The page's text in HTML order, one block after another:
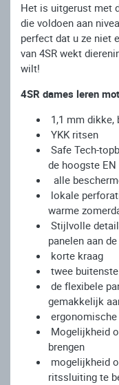
Het is uitgerust met
die voldoen aan
perfect dat u ze niet
van 4SR wekt
wilt!
4SR dames leren
1,1 mm dikke,
YKK ritsen
Safe Tech-
de hoogste EN
alle
lokale
warme
Stijlvolle
panelen aan
korte kraag
twee
de flexibele
gemakkelijk
Mogelijkheid
brengen
mogelijkheid
ritssluiting te